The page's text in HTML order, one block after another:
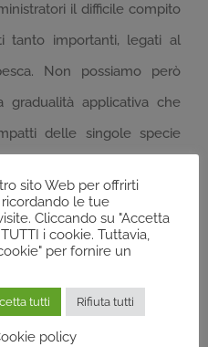
il difficile compito
tanto importanti, legati al
Non possiamo però
gradualità applicativa che
delle singole specie
introduzione di modelli
alle attuali conoscenze
complessiva degli
approfondire l’argomento
sito Web per offrirti
le tue
Cliccando su "Accetta
i cookie. Tuttavia,
per fornire un
tutti Rifiuta tutti
policy